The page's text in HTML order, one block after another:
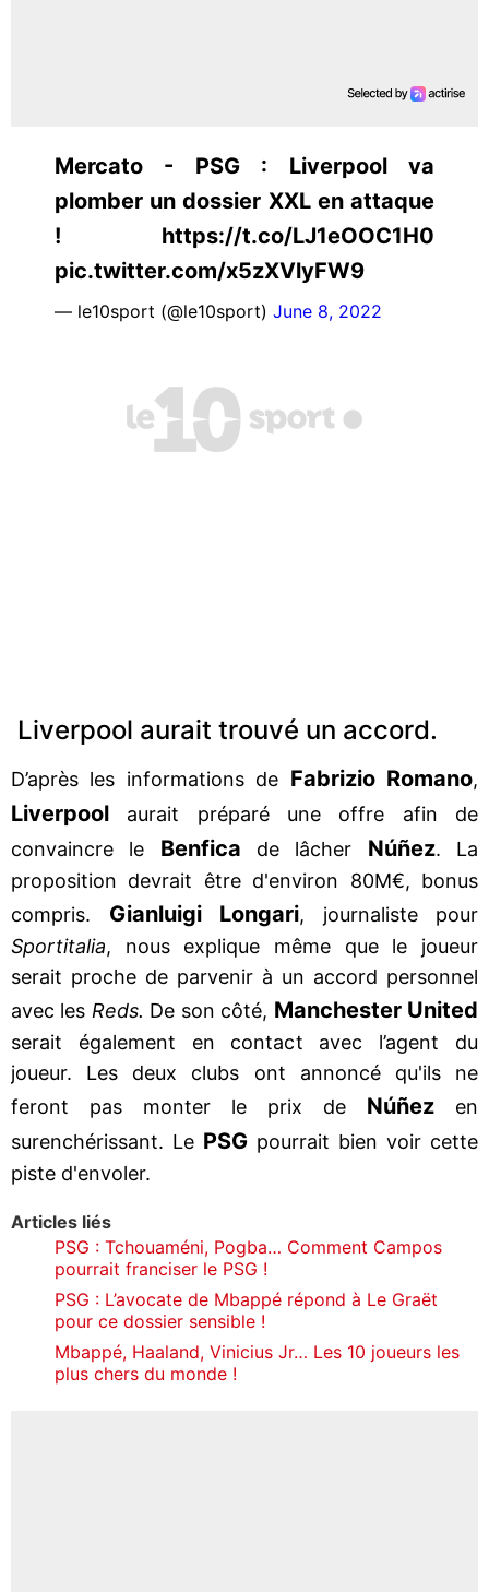
Mercato - PSG : Liverpool va
plomber un dossier XXL en attaque
! https://t.co/LJ1eOOC1H0
pic.twitter.com/x5zXVlyFW9
— le10sport (@le10sport) June 8, 2022
Liverpool aurait trouvé un accord.
D’après les informations de Fabrizio Romano,
Liverpool aurait préparé une offre afin de
convaincre le Benfica de lâcher Núñez. La
proposition devrait être d'environ 80M€, bonus
compris.
Gianluigi Longari, journaliste pour
Sportitalia, nous explique même que le joueur
serait proche de parvenir à un accord personnel
avec les Reds. De son côté, Manchester United
serait également en contact avec l’agent du
joueur. Les deux clubs ont annoncé qu'ils ne
feront pas monter le prix de Núñez en
surenchérissant. Le PSG pourrait bien voir cette
piste d'envoler.
Articles liés
PSG : Tchouaméni, Pogba… Comment Campos
pourrait franciser le PSG !
PSG : L’avocate de Mbappé répond à Le Graët
pour ce dossier sensible !
Mbappé, Haaland, Vinicius Jr… Les 10 joueurs les
plus chers du monde !